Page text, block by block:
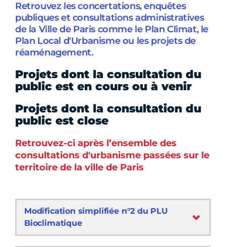
Retrouvez les concertations, enquêtes
publiques et consultations administratives
de la Ville de Paris comme le Plan Climat, le
Plan Local d'Urbanisme ou les projets de
réaménagement.
Projets dont la consultation du
public est en cours ou à venir
Projets dont la consultation du
public est close
Retrouvez-ci après l’ensemble des
consultations d'urbanisme passées sur le
territoire de la ville de Paris
Modification simplifiée n°2 du PLU
Bioclimatique